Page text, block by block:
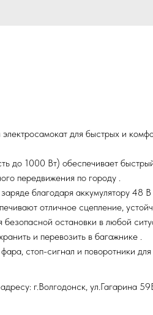
для быстрых и
до 1000 Вт) обеспечивает
передвижения по городу .
благодаря аккумулятору 48
отличное сцепление,
безопасной остановки в любой
и перевозить в багажнике .
стоп-сигнал и поворотники
г.Волгодонск, ул.Гагарина